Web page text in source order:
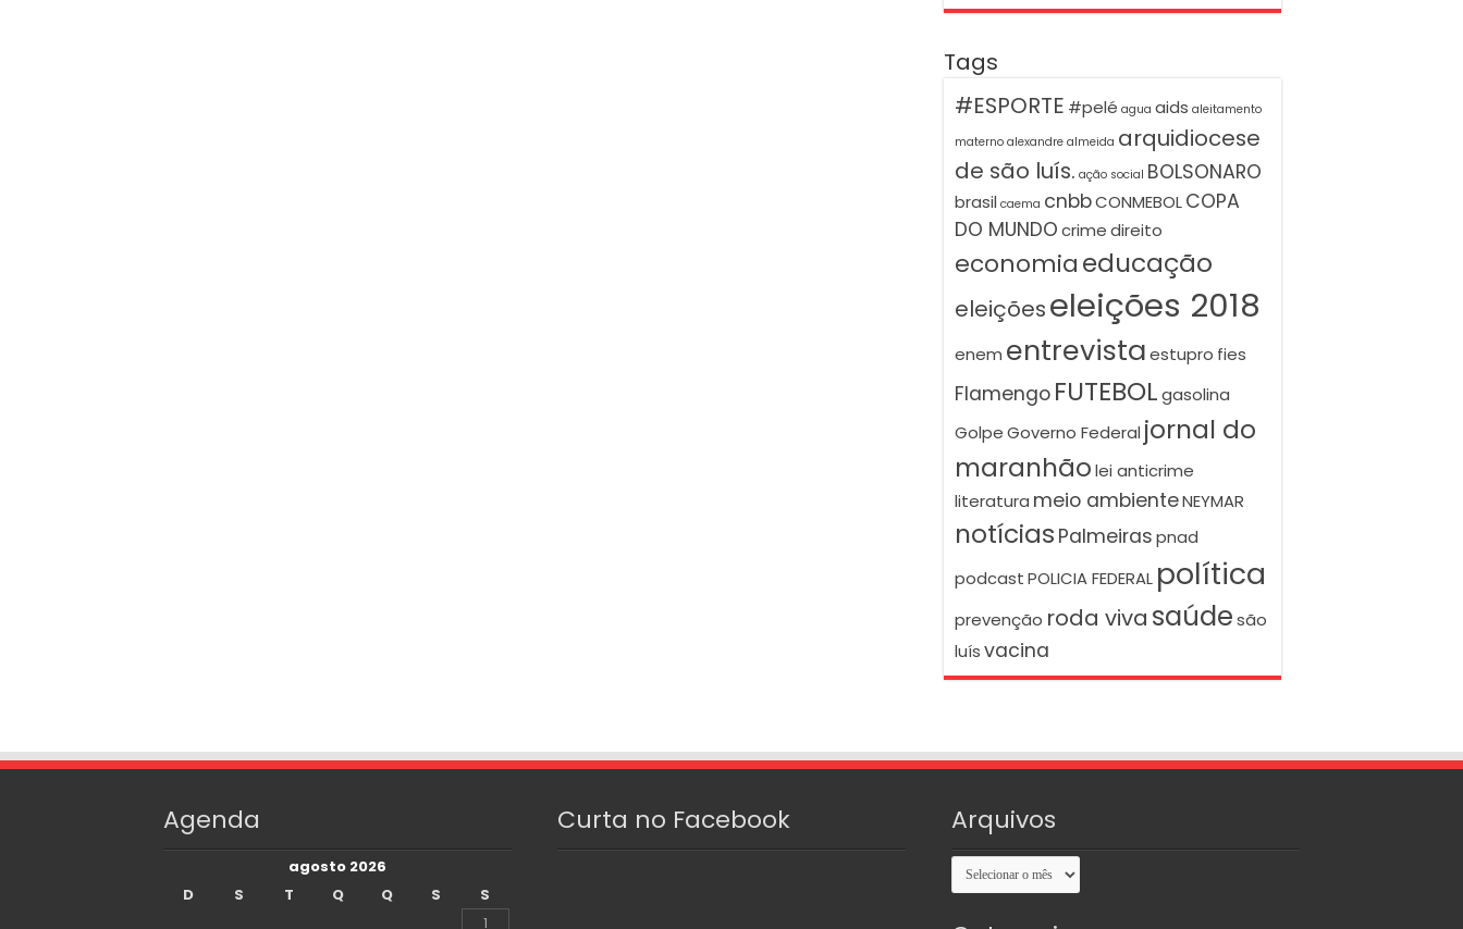
Tags
#ESPORTE #pelé agua aids aleitamento
materno alexandre almeida arquidiocese
de são luís. ação social BOLSONARO
brasil caema cnbbCONMEBOLCOPA
DO MUNDOcrimedireito
economiaeducação
eleiçõeseleições 2018
enem entrevistaestupro fies
Flamengo FUTEBOLgasolina
GolpeGoverno Federal jornal do
maranhãolei anticrime
literatura meio ambienteNEYMAR
notícias Palmeiraspnad
podcastPOLICIA FEDERAL política
prevenção roda viva saúdesão
luísvacina
Agenda
agosto 2026
D
S T Q Q S
S
1
Curta no Facebook Arquivos
Arquivos